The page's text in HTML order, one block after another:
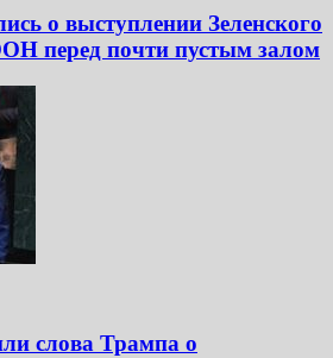
о выступлении Зеленского
перед почти пустым залом
слова Трампа о